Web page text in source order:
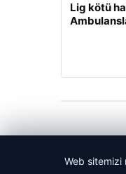
Lig kötü
© 2026 Kitap
Web sitemizi